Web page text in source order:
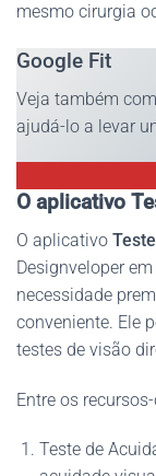
mesmo cirurgia
Google Fit
Veja também
ajudá-lo a levar
O aplicativo
O aplicativo
Designveloper
necessidade
conveniente. Ele
testes de visão
Entre os
Teste de